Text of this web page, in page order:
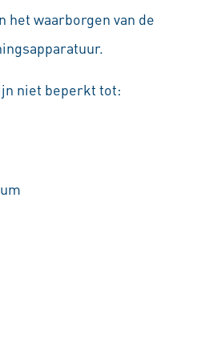
het waarborgen van de
niet beperkt tot: